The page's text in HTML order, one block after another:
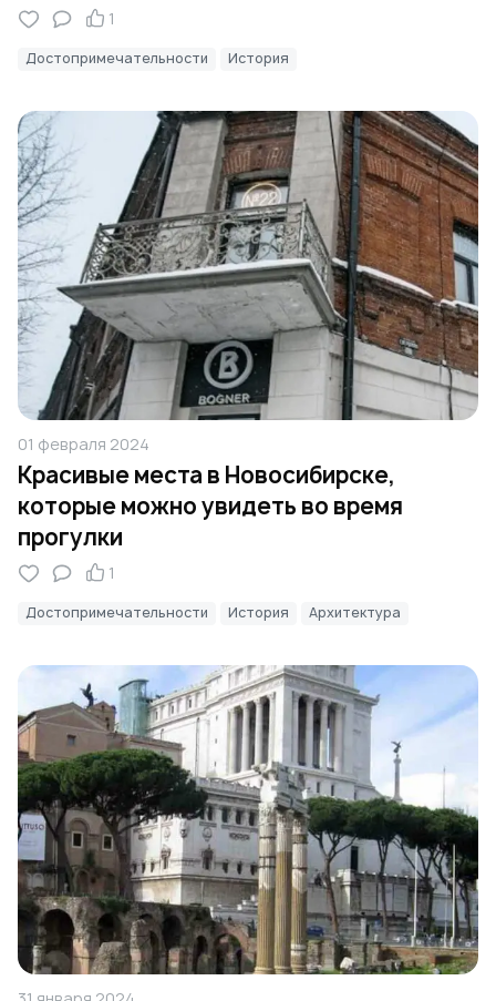
1
Достопримечательности История
01 февраля 2024
Красивые места в Новосибирске,
которые можно увидеть во время
прогулки
1
Достопримечательности История Архитектура